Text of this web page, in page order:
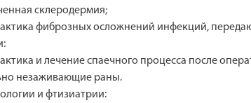
склеродермия;
фиброзных осложнений инфекций,
и лечение спаечного процесса после
незаживающие раны.
и фтизиатрии: